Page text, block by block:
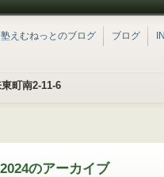
町南2-11-6
えむねっとのブログ ブログ
のアーカイブ